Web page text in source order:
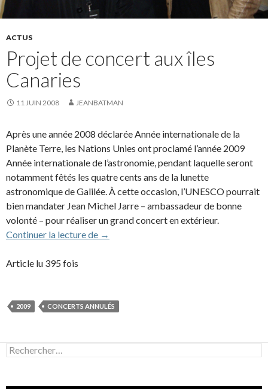
ACTUS
Projet de concert aux îles
Canaries
11 JUIN 2008 JEANBATMAN
Après une année 2008 déclarée Année internationale de la
Planète Terre, les Nations Unies ont proclamé l’année 2009
Année internationale de l’astronomie, pendant laquelle seront
notamment fêtés les quatre cents ans de la lunette
astronomique de Galilée. À cette occasion, l’UNESCO pourrait
bien mandater Jean Michel Jarre – ambassadeur de bonne
volonté – pour réaliser un grand concert en extérieur.
Continuer la lecture de Projet de concert aux îles Canaries
→
Article lu 395 fois
2009 CONCERTS ANNULÉS
Rechercher :